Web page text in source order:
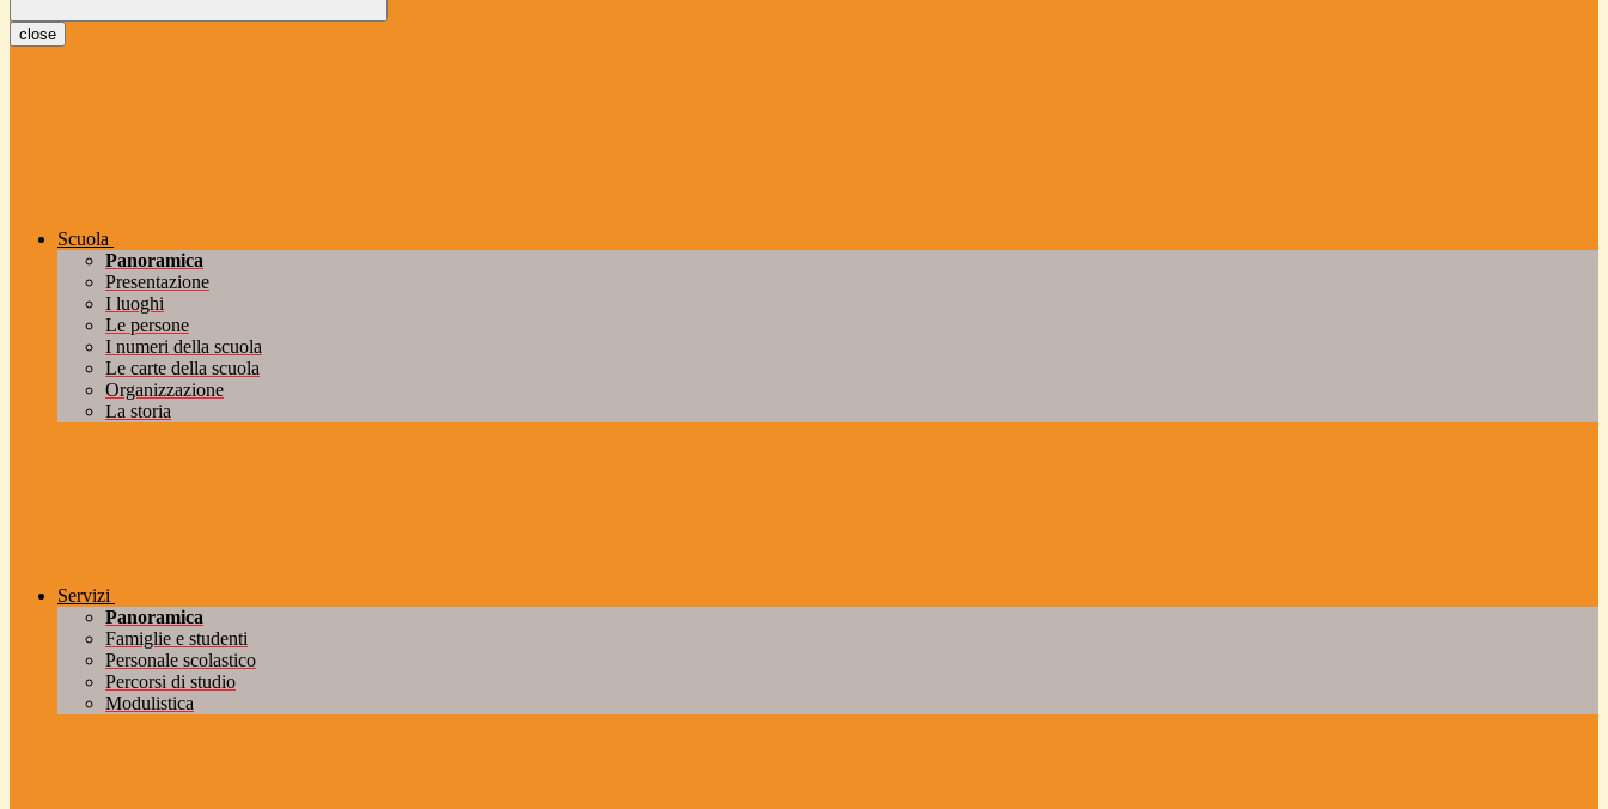
close
Scuola
Panoramica
Presentazione
I luoghi
Le persone
I numeri della scuola
Le carte della scuola
Organizzazione
La storia
Servizi
Panoramica
Famiglie e studenti
Personale scolastico
Percorsi di studio
Modulistica